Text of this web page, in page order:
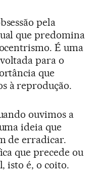
pela
que predomina
É uma
para o
que
à reprodução.
ouvimos a
ideia que
de erradicar.
que precede ou
isto é, o coito.